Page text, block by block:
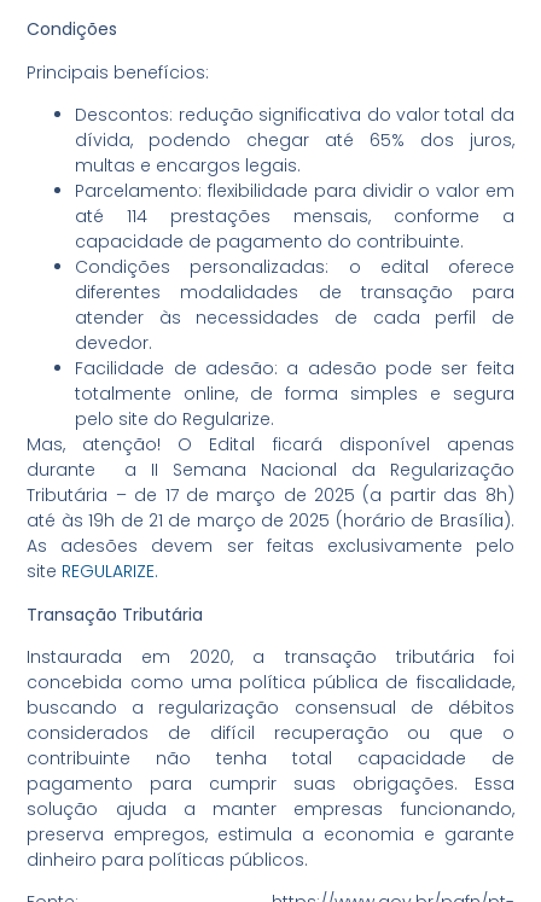
Condições
Principais benefícios:
Descontos: redução significativa do valor total da
dívida, podendo chegar até 65% dos juros,
multas e encargos legais.
Parcelamento: flexibilidade para dividir o valor em
até 114 prestações mensais, conforme a
capacidade de pagamento do contribuinte.
Condições personalizadas: o edital oferece
diferentes modalidades de transação para
atender às necessidades de cada perfil de
devedor.
Facilidade de adesão: a adesão pode ser feita
totalmente online, de forma simples e segura
pelo site do Regularize.
Mas, atenção! O Edital ficará disponível apenas
durante a II Semana Nacional da Regularização
Tributária – de 17 de março de 2025 (a partir das 8h)
até às 19h de 21 de março de 2025 (horário de Brasília).
As adesões devem ser feitas exclusivamente pelo
site REGULARIZE.
Transação Tributária
Instaurada em 2020, a transação tributária foi
concebida como uma política pública de fiscalidade,
buscando a regularização consensual de débitos
considerados de difícil recuperação ou que o
contribuinte não tenha total capacidade de
pagamento para cumprir suas obrigações. Essa
solução ajuda a manter empresas funcionando,
preserva empregos, estimula a economia e garante
dinheiro para políticas públicos.